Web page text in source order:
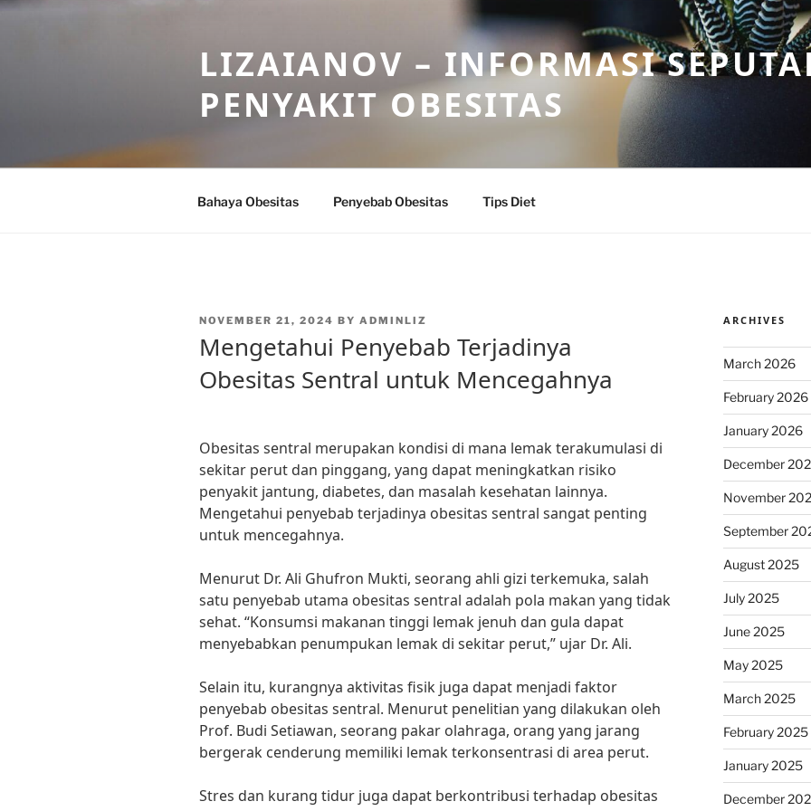
Skip
LIZAIANOV – INFORMASI
PENYAKIT OBESITAS
Bahaya Obesitas Penyebab Obesitas Tips Diet
POSTED
NOVEMBER 21, 2024 BY ADMINLIZ
Mengetahui Penyebab Terjadinya
Obesitas Sentral untuk Mencegahnya
Obesitas sentral merupakan kondisi di mana lemak terakumulasi di
sekitar perut dan pinggang, yang dapat meningkatkan risiko
penyakit jantung, diabetes, dan masalah kesehatan lainnya.
Mengetahui penyebab terjadinya obesitas sentral sangat penting
untuk mencegahnya.
Menurut Dr. Ali Ghufron Mukti, seorang ahli gizi terkemuka, salah
satu penyebab utama obesitas sentral adalah pola makan yang tidak
sehat. “Konsumsi makanan tinggi lemak jenuh dan gula dapat
menyebabkan penumpukan lemak di sekitar perut,” ujar Dr. Ali.
Selain itu, kurangnya aktivitas fisik juga dapat menjadi faktor
penyebab obesitas sentral. Menurut penelitian yang dilakukan oleh
Prof. Budi Setiawan, seorang pakar olahraga, orang yang jarang
bergerak cenderung memiliki lemak terkonsentrasi di area perut.
Stres dan kurang tidur juga dapat berkontribusi terhadap obesitas
ARCHIVES
March 2026
February 2026
January 2026
December
November
September
August 2025
July 2025
June 2025
May 2025
March 2025
February 2025
January 2025
December